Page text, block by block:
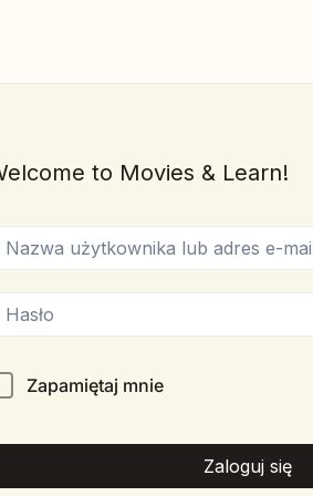
to Movies & Learn!
Zapamiętaj mnie
Zaloguj się